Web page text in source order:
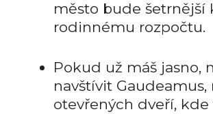
město bude šetrnější
rodinnému rozpočtu.
Pokud už máš jasno,
navštívit Gaudeamus,
otevřených dveří, kde